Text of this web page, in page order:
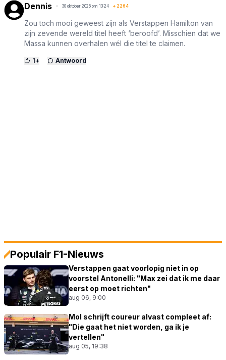
Dennis 30 oktober 2025 om 13:24 + 2264
Zou toch mooi geweest zijn als Verstappen Hamilton van
zijn zevende wereld titel heeft ‘beroofd’. Misschien dat we
Massa kunnen overhalen wél die titel te claimen.
1+ Antwoord
Populair F1-Nieuws
Verstappen gaat voorlopig niet in op
voorstel Antonelli: "Max zei dat ik me daar
eerst op moet richten"
aug 06, 9:00
Mol schrijft coureur alvast compleet af:
"Die gaat het niet worden, ga ik je
vertellen"
aug 05, 19:38